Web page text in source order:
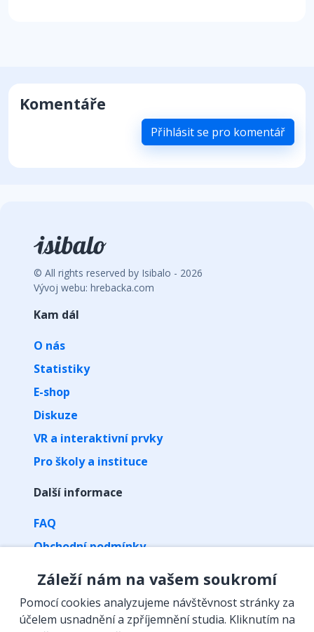
Komentáře
Přihlásit se pro komentář
© All rights reserved by Isibalo - 2026
Vývoj webu: hrebacka.com
Kam dál
O nás
Statistiky
E-shop
Diskuze
VR a interaktivní prvky
Pro školy a instituce
Další informace
FAQ
Obchodní podmínky
Zpracování osobních údajů
Vyzvednutí předplatného kódem
Záleží nám na vašem soukromí
Pomocí cookies analyzujeme návštěvnost stránky za
účelem usnadnění a zpříjemnění studia. Kliknutím na